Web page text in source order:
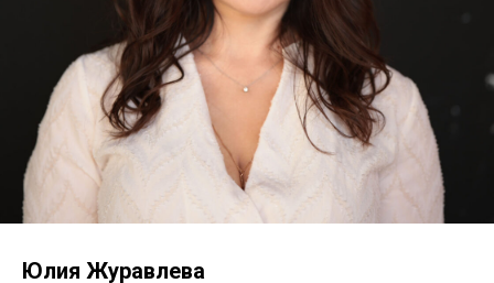
Юлия Журавлева